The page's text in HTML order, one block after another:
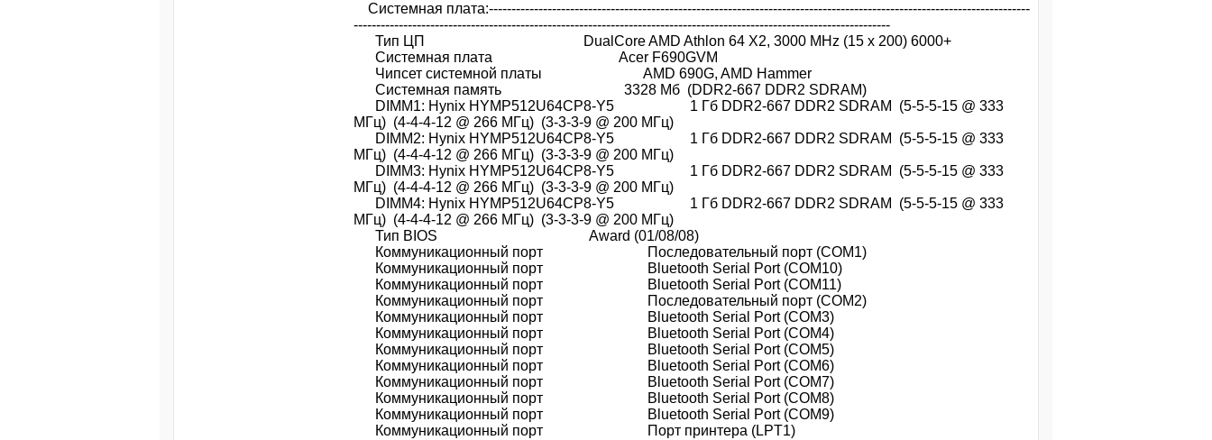
Системная плата:------------------------------------------------------------------------------------------------------------------------
-----------------------------------------------------------------------------------------------------------------------
Тип ЦП DualCore AMD Athlon 64 X2, 3000 MHz (15 x 200) 6000+
Системная плата Acer F690GVM
Чипсет системной платы AMD 690G, AMD Hammer
Системная память 3328 Мб (DDR2-667 DDR2 SDRAM)
DIMM1: Hynix HYMP512U64CP8-Y5 1 Гб DDR2-667 DDR2 SDRAM (5-5-5-15 @ 333
МГц) (4-4-4-12 @ 266 МГц) (3-3-3-9 @ 200 МГц)
DIMM2: Hynix HYMP512U64CP8-Y5 1 Гб DDR2-667 DDR2 SDRAM (5-5-5-15 @ 333
МГц) (4-4-4-12 @ 266 МГц) (3-3-3-9 @ 200 МГц)
DIMM3: Hynix HYMP512U64CP8-Y5 1 Гб DDR2-667 DDR2 SDRAM (5-5-5-15 @ 333
МГц) (4-4-4-12 @ 266 МГц) (3-3-3-9 @ 200 МГц)
DIMM4: Hynix HYMP512U64CP8-Y5 1 Гб DDR2-667 DDR2 SDRAM (5-5-5-15 @ 333
МГц) (4-4-4-12 @ 266 МГц) (3-3-3-9 @ 200 МГц)
Тип BIOS Award (01/08/08)
Коммуникационный порт Последовательный порт (COM1)
Коммуникационный порт Bluetooth Serial Port (COM10)
Коммуникационный порт Bluetooth Serial Port (COM11)
Коммуникационный порт Последовательный порт (COM2)
Коммуникационный порт Bluetooth Serial Port (COM3)
Коммуникационный порт Bluetooth Serial Port (COM4)
Коммуникационный порт Bluetooth Serial Port (COM5)
Коммуникационный порт Bluetooth Serial Port (COM6)
Коммуникационный порт Bluetooth Serial Port (COM7)
Коммуникационный порт Bluetooth Serial Port (COM8)
Коммуникационный порт Bluetooth Serial Port (COM9)
Коммуникационный порт Порт принтера (LPT1)